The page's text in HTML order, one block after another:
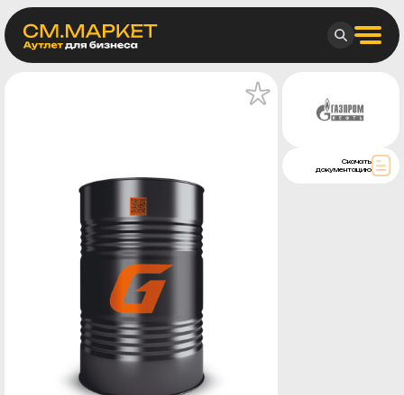
Скачать
документацию